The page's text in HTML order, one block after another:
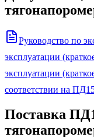
Руководство по
эксплуатации
эксплуатации
соответствии на
Поставка